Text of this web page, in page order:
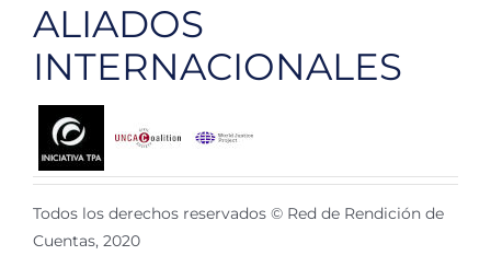
ALIADOS
INTERNACIONALES
Todos los derechos reservados © Red de Rendición de
Cuentas, 2020